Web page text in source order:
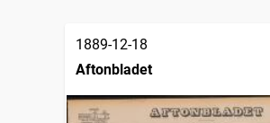
1889-12-18
Aftonbladet